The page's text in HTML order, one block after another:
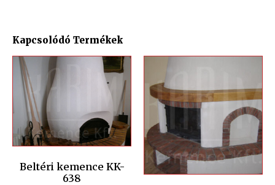
Kapcsolódó Termékek
Beltéri kemence KK-
638